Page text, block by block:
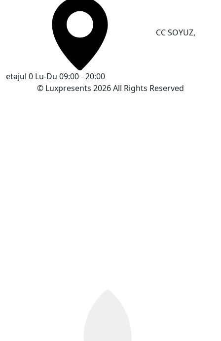
CC SOYUZ,
etajul 0 Lu-Du 09:00 - 20:00
© Luxpresents 2026 All Rights Reserved